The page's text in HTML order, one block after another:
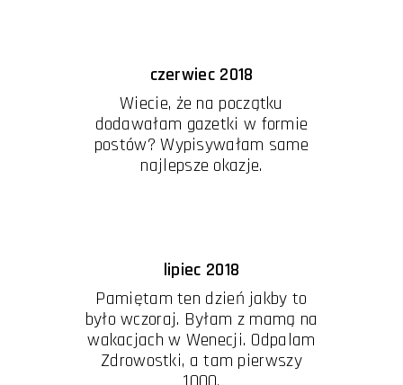
czerwiec 2018
Wiecie, że na początku
dodawałam gazetki w formie
postów? Wypisywałam same
najlepsze okazje.
lipiec 2018
Pamiętam ten dzień jakby to
było wczoraj. Byłam z mamą na
wakacjach w Wenecji. Odpalam
Zdrowostki, a tam pierwszy